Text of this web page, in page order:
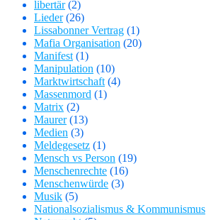
libertär(2)
Lieder(26)
Lissabonner Vertrag (1)
Mafia Organisation (20)
Manifest (1)
Manipulation (10)
Marktwirtschaft (4)
Massenmord (1)
Matrix (2)
Maurer(13)
Medien (3)
Meldegesetz (1)
Mensch vs Person (19)
Menschenrechte (16)
Menschenwürde (3)
Musik (5)
Nationalsozialismus & Kommunismus